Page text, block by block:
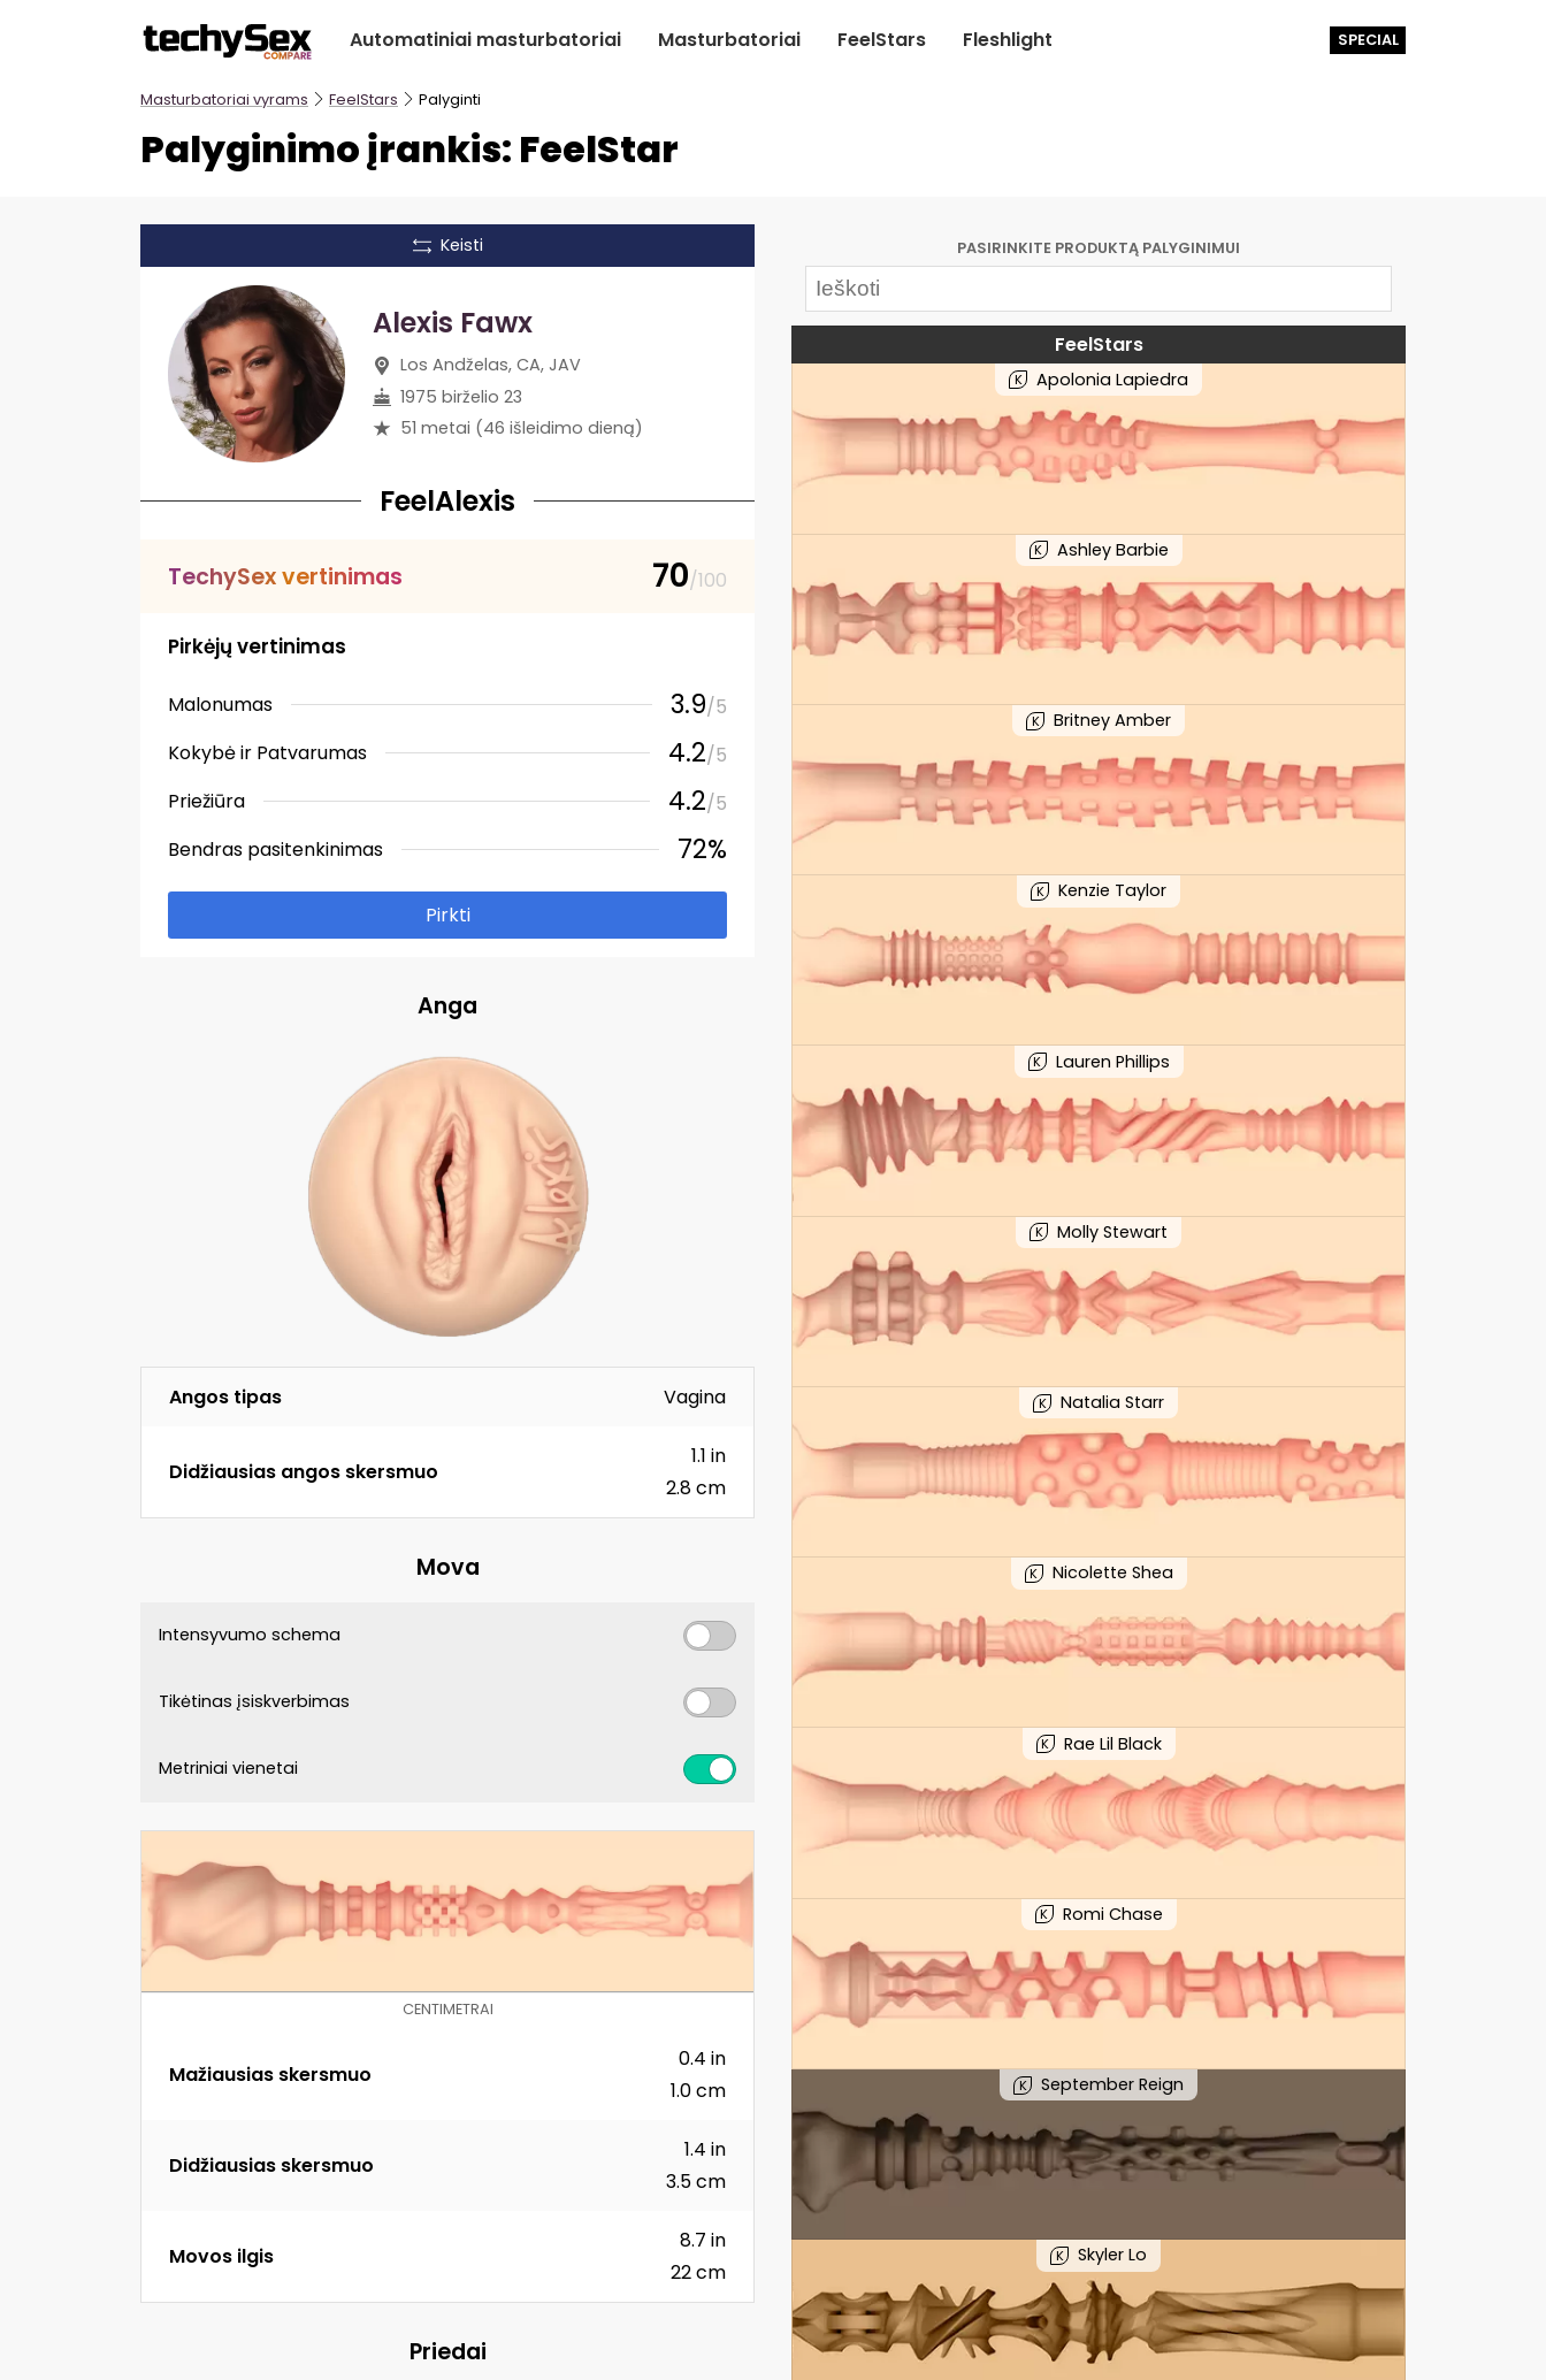
Automatiniai masturbatoriai Masturbatoriai FeelStars Fleshlight SPECIAL
Masturbatoriai vyrams FeelStars Palyginti
Palyginimo įrankis: FeelStar
PASIRINKITE PRODUKTĄ PALYGINIMUI
FeelStars
K Apolonia Lapiedra
K Ashley Barbie
K Britney Amber
K Kenzie Taylor
K Lauren Phillips
K Molly Stewart
K Natalia Starr
K Nicolette Shea
K Rae Lil Black
K Romi Chase
K September Reign
K Skyler Lo
Keisti
Alexis Fawx
Los Andželas, CA, JAV
1975 birželio 23
51 metai (46 išleidimo dieną)
FeelAlexis
TechySexvertinimas 70/100
Pirkėjų vertinimas
Malonumas 3.9/5
Kokybė ir Patvarumas
4.2/5
Priežiūra
4.2/5
Bendras pasitenkinimas
72%
Pirkti
Anga
Angos tipas Vagina
Didžiausias angos skersmuo
1.1 in
2.8 cm
Mova
Intensyvumo schema
Tikėtinas įsiskverbimas
Metriniai vienetai
CENTIMETRAI
Mažiausias skersmuo
0.4 in
1.0 cm
Didžiausias skersmuo
1.4 in
3.5 cm
Movos ilgis
8.7 in
22 cm
Priedai